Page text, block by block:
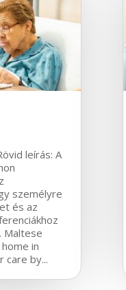
leírás: A
személyre
és az
Maltese
in
care by...